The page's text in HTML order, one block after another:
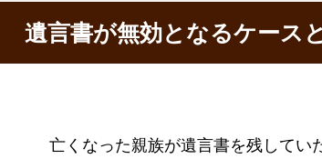
遺言書が無効となるケース
亡くなった親族が遺言書を残してい